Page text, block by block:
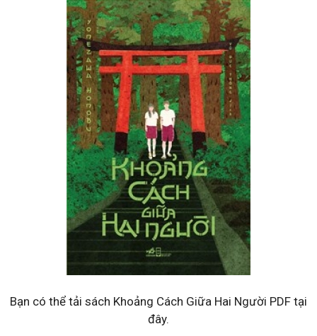
Bạn có thể tải sách Khoảng Cách Giữa Hai Người PDF tại
đây.